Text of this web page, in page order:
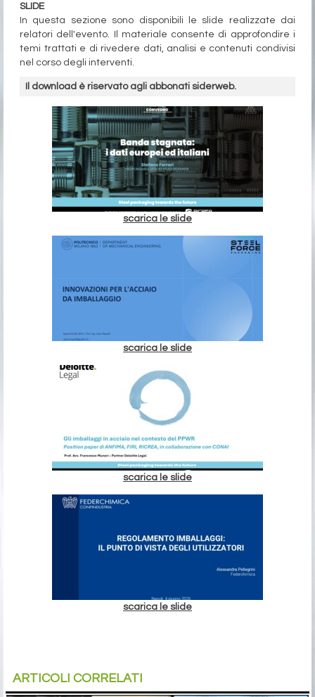
SLIDE
In questa sezione sono disponibili le slide realizzate dai
relatori dell'evento. Il materiale consente di approfondire i
temi trattati e di rivedere dati, analisi e contenuti condivisi
nel corso degli interventi.
Il download è riservato agli abbonati siderweb.
scarica le slide
scarica le slide
scarica le slide
scarica le slide
ARTICOLI CORRELATI